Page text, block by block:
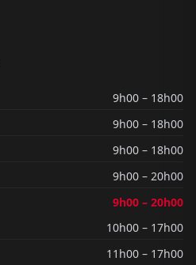
9h00 – 18h00
9h00 – 18h00
9h00 – 18h00
9h00 – 20h00
9h00 – 20h00
10h00 – 17h00
11h00 – 17h00